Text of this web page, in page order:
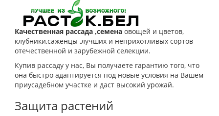
Качественная рассада ,семена овощей и цветов,
клубники,саженцы ,лучших и неприхотливых сортов
отечественной и зарубежной селекции.
Купив рассаду у нас, Вы получаете гарантию того, что
она быстро адаптируется под новые условия на Вашем
приусадебном участке и даст высокий урожай.
Защита растений